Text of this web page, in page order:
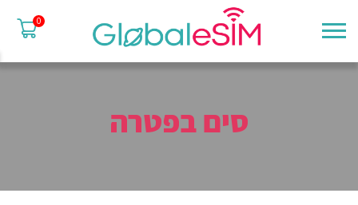
0
סים בפטרה